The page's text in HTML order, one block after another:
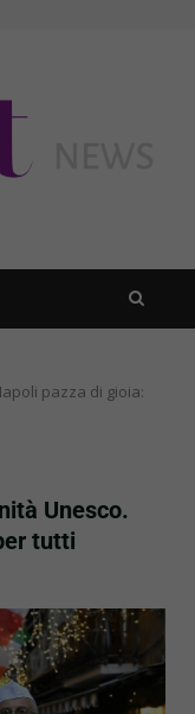
pazza di gioia:
Unesco.
tutti